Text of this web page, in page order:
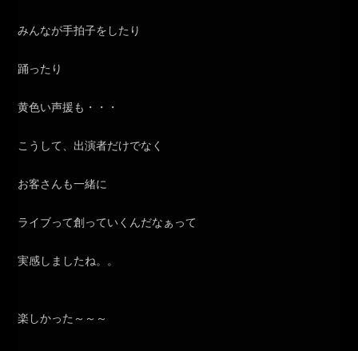
みんなが手拍子をしたり
踊ったり
黄色い声援も・・・
こうして、出演者だけでなく
お客さんも一緒に
ライブって創っていくんだなぁって
実感しましたね。。
楽しかった～～～